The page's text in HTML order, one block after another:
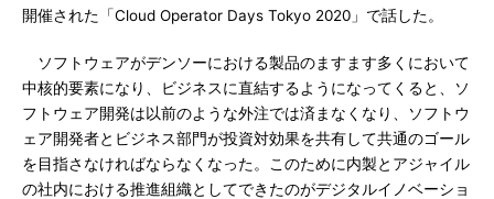
開催された「Cloud Operator Days Tokyo 2020」で話した。
ソフトウェアがデンソーにおける製品のますます多くにおいて
中核的要素になり、ビジネスに直結するようになってくると、ソ
フトウェア開発は以前のような外注では済まなくなり、ソフトウ
ェア開発者とビジネス部門が投資対効果を共有して共通のゴール
を目指さなければならなくなった。このために内製とアジャイル
の社内における推進組織としてできたのがデジタルイノベーショ